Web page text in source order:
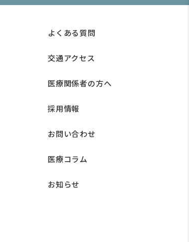
よくある質問
交通アクセス
医療関係者の方へ
採用情報
お問い合わせ
医療コラム
お知らせ